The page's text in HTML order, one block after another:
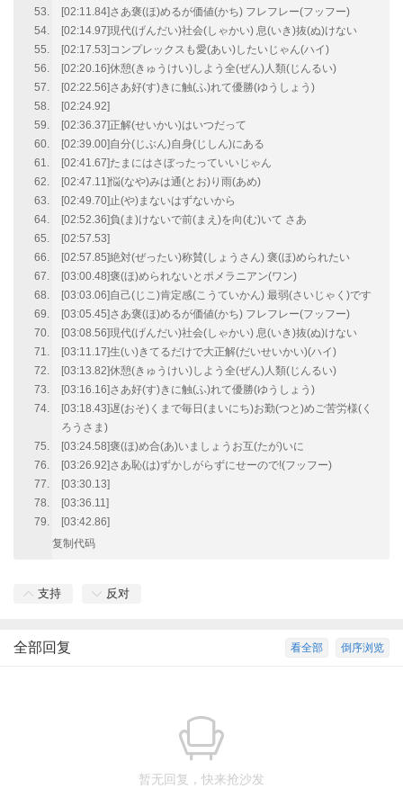
[02:11.84]さあ褒(ほ)めるが価値(かち) フレフレー(フッフー)
[02:14.97]現代(げんだい)社会(しゃかい) 息(いき)抜(ぬ)けない
[02:17.53]コンプレックスも愛(あい)したいじゃん(ハイ)
[02:20.16]休憩(きゅうけい)しよう全(ぜん)人類(じんるい)
[02:22.56]さあ好(す)きに触(ふ)れて優勝(ゆうしょう)
[02:24.92]
[02:36.37]正解(せいかい)はいつだって
[02:39.00]自分(じぶん)自身(じしん)にある
[02:41.67]たまにはさぼったっていいじゃん
[02:47.11]悩(なや)みは通(とお)り雨(あめ)
[02:49.70]止(や)まないはずないから
[02:52.36]負(ま)けないで前(まえ)を向(む)いて さあ
[02:57.53]
[02:57.85]絶対(ぜったい)称賛(しょうさん) 褒(ほ)められたい
[03:00.48]褒(ほ)められないとポメラニアン(ワン)
[03:03.06]自己(じこ)肯定感(こうていかん) 最弱(さいじゃく)です
[03:05.45]さあ褒(ほ)めるが価値(かち) フレフレー(フッフー)
[03:08.56]現代(げんだい)社会(しゃかい) 息(いき)抜(ぬ)けない
[03:11.17]生(い)きてるだけで大正解(だいせいかい)(ハイ)
[03:13.82]休憩(きゅうけい)しよう全(ぜん)人類(じんるい)
[03:16.16]さあ好(す)きに触(ふ)れて優勝(ゆうしょう)
[03:18.43]遅(おそ)くまで毎日(まいにち)お勤(つと)めご苦労様(く
ろうさま)
[03:24.58]褒(ほ)め合(あ)いましょうお互(たが)いに
[03:26.92]さあ恥(は)ずかしがらずにせーので!(フッフー)
[03:30.13]
[03:36.11]
[03:42.86]
复制代码
支持 反对
倒序浏览
看全部
全部回复
暂无回复，快来抢沙发